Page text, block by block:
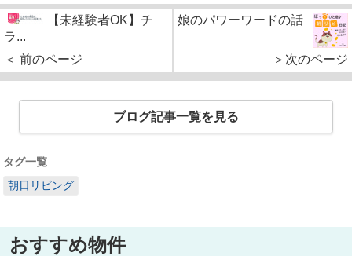
【未経験者OK】チ
ラ...
＜ 前のページ
娘のパワーワードの話
＞次のページ
ブログ記事一覧を見る
タグ一覧
朝日リビング
おすすめ物件